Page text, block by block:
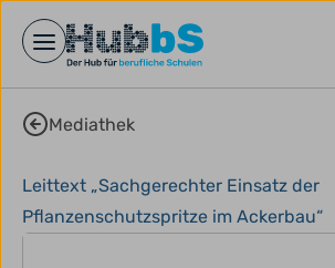
Open main menu
Mediathek
Leittext „Sachgerechter Einsatz der
Pflanzenschutzspritze im Ackerbau“